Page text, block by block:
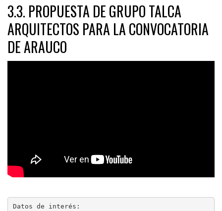
3.3. PROPUESTA DE GRUPO TALCA
ARQUITECTOS PARA LA CONVOCATORIA
DE ARAUCO
Datos de interés: